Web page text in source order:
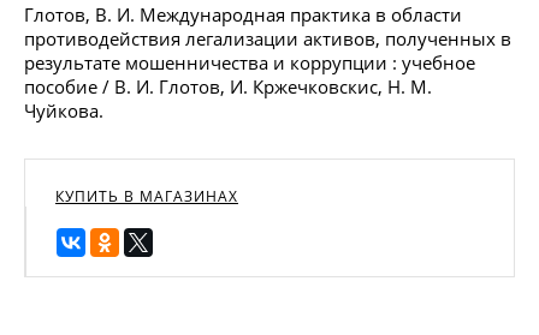
Глотов, В. И. Международная практика в области
противодействия легализации активов, полученных в
результате мошенничества и коррупции : учебное
пособие / В. И. Глотов, И. Кржечковскис, Н. М.
Чуйкова.
КУПИТЬ В МАГАЗИНАХ